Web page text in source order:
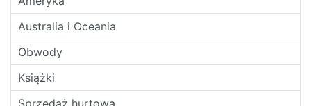
Australia i Oceania
Obwody
Książki
Sprzedaż hurtowa